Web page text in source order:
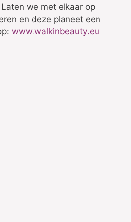
we met elkaar op
en deze planeet een
www.walkinbeauty.eu